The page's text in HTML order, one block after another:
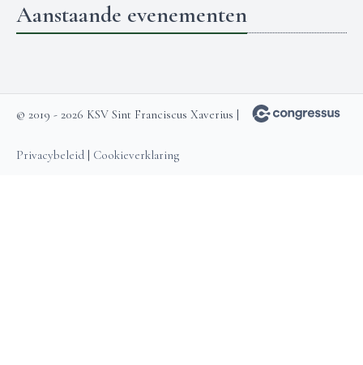
Aanstaande evenementen
© 2019 - 2026 KSV Sint Franciscus Xaverius |
Privacybeleid Cookieverklaring